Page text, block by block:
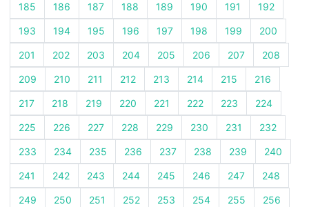
185 186 187 188 189 190 191 192
193 194 195 196 197 198 199 200
201 202 203 204 205 206 207 208
209 210 211 212 213 214 215 216
217 218 219 220 221 222 223 224
225 226 227 228 229 230 231 232
233 234 235 236 237 238 239 240
241 242 243 244 245 246 247 248
249 250 251 252 253 254 255 256